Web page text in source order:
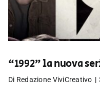
“1992” la nuova
Di Redazione ViviCreativo |